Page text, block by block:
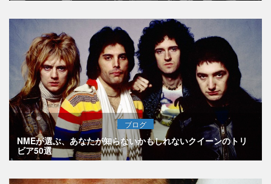
ブログ
NMEが選ぶ、あなたが知らないかもしれないクイーンのトリ
ビア50選